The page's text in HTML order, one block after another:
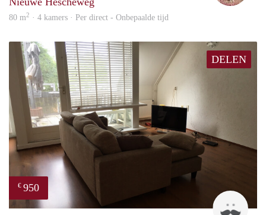
80 m2 · 4 kamers · Per direct - Onbepaalde tijd
DELEN
€ 950